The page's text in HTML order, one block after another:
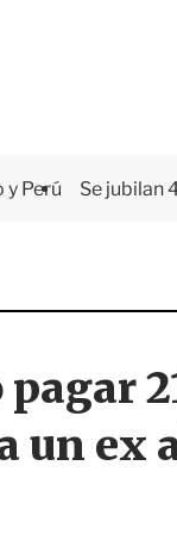
y Perú Se jubilan
un ex